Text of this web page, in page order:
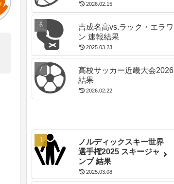
2026.02.15
吉成名高vs.ラック・エラワ
ン 速報結果
2025.03.23
高校サッカー近畿大会2026
結果
2026.02.22
ノルディックスキー世界
選手権2025 スキージャ
ンプ 結果
2025.03.08